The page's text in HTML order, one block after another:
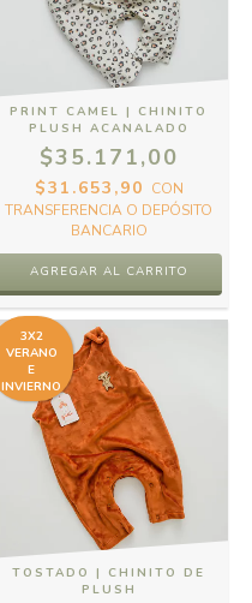
PRINT CAMEL | CHINITO
PLUSH ACANALADO
$35.171,00
$31.653,90 CON
TRANSFERENCIA O DEPÓSITO
BANCARIO
AGREGAR AL CARRITO
3X2
VERANO
E
INVIERNO
TOSTADO | CHINITO DE
PLUSH